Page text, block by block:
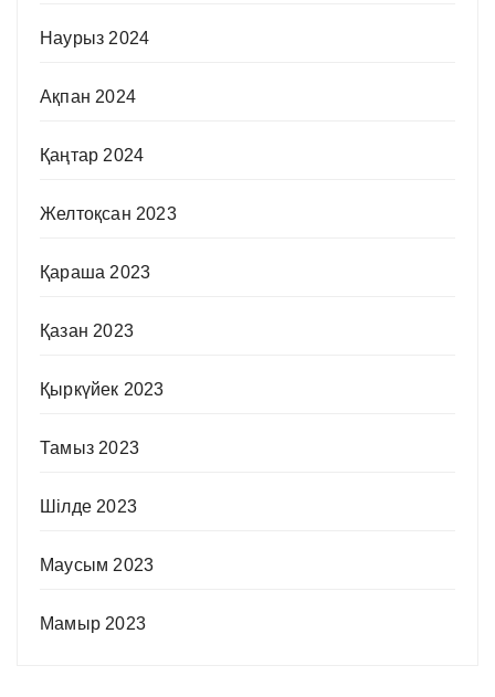
Наурыз 2024
Ақпан 2024
Қаңтар 2024
Желтоқсан 2023
Қараша 2023
Қазан 2023
Қыркүйек 2023
Тамыз 2023
Шілде 2023
Маусым 2023
Мамыр 2023